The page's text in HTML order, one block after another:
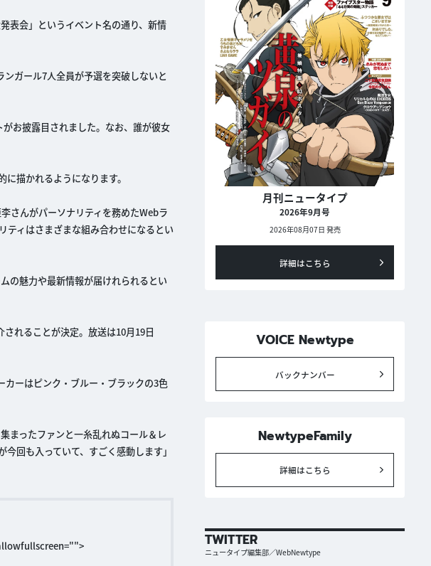
表会」というイベント名の通り、新情
ガール7人全員が予選を突破しないと
お披露目されました。なお、誰が彼女
描かれるようになります。
さんがパーソナリティを務めたWebラ
ティはさまざまな組み合わせになるとい
の魅力や最新情報が届けれられるとい
れることが決定。放送は10月19日
ーはピンク・ブルー・ブラックの3色
まったファンと一糸乱れぬコール＆レ
回も入っていて、すごく感動します」
月刊ニュータイプ
2026年9月号
2026年08月07日 発売
詳細はこちら
VOICE Newtype
バックナンバー
NewtypeFamily
詳細はこちら
TWITTER
ニュータイプ編集部／WebNewtype